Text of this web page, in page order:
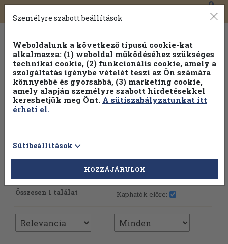
Toggle
navigation
0
Összesen 1 találat Kaphatók előre:
Személyre szabott beállítások
Weboldalunk a következő típusú cookie-kat
alkalmazza: (1) weboldal működéséhez szükséges
technikai cookie, (2) funkcionális cookie, amely a
szolgáltatás igénybe vételét teszi az Ön számára
könnyebbé és gyorsabbá, (3) marketing cookie,
amely alapján személyre szabott hirdetésekkel
kereshetjük meg Önt. A sütiszabályzatunkat itt
érheti el.
Sütibeállítások
HOZZÁJÁRULOK